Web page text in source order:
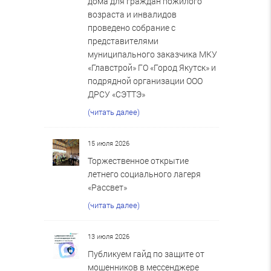
возраста и инвалидов
проведено собрание с
представителями
муниципального заказчика МКУ
«Главстрой» ГО «Город Якутск» и
подрядной организации ООО
ДРСУ «СЭТТЭ»
(читать далее)
15 июля 2026
Торжественное открытие
летнего социального лагеря
«Рассвет»
(читать далее)
13 июля 2026
Публикуем гайд по защите от
мошенников в мессенджере